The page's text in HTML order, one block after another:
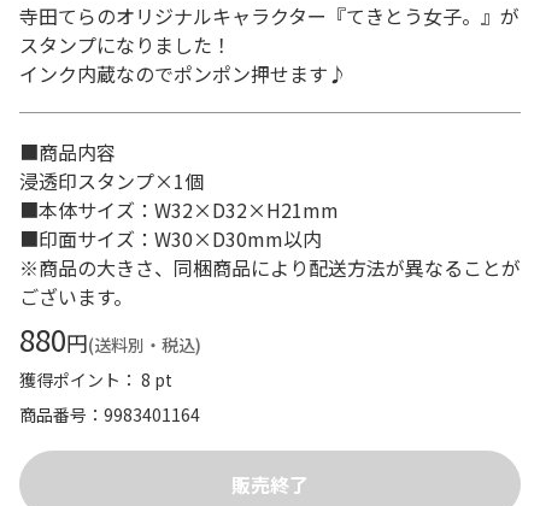
寺田てらのオリジナルキャラクター『てきとう女子。』が
スタンプになりました！
インク内蔵なのでポンポン押せます♪
■商品内容
浸透印スタンプ×1個
■本体サイズ：W32×D32×H21mm
■印面サイズ：W30×D30mm以内
※商品の大きさ、同梱商品により配送方法が異なることが
ございます。
880円(送料別・税込)
獲得ポイント： 8 pt
商品番号
9983401164